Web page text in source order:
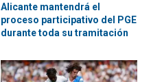
Alicante mantendrá el
proceso participativo del PGE
durante toda su tramitación